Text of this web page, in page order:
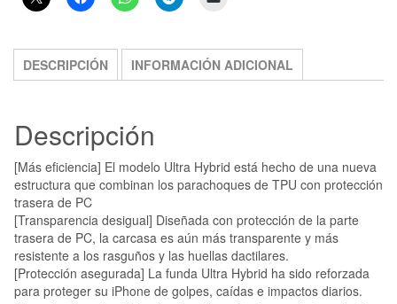
DESCRIPCIÓN INFORMACIÓN ADICIONAL
Descripción
[Más eficiencia] El modelo Ultra Hybrid está hecho de una nueva
estructura que combinan los parachoques de TPU con protección
trasera de PC
[Transparencia desigual] Diseñada con protección de la parte
trasera de PC, la carcasa es aún más transparente y más
resistente a los rasguños y las huellas dactilares.
[Protección asegurada] La funda Ultra Hybrid ha sido reforzada
para proteger su iPhone de golpes, caídas e impactos diarios.